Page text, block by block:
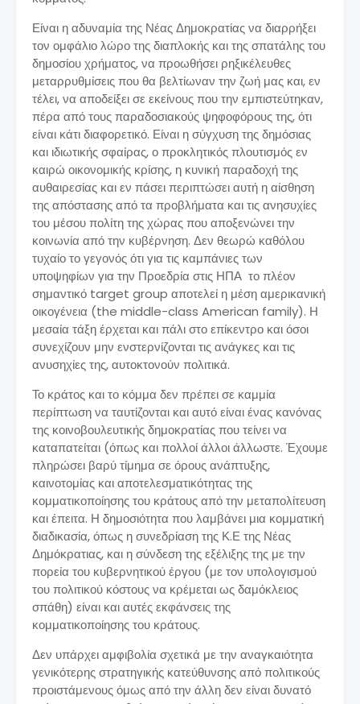
Είναι η αδυναμία της Νέας Δημοκρατίας να διαρρήξει
τον ομφάλιο λώρο της διαπλοκής και της σπατάλης του
δημοσίου χρήματος, να προωθήσει ρηξικέλευθες
μεταρρυθμίσεις που θα βελτίωναν την ζωή μας και, εν
τέλει, να αποδείξει σε εκείνους που την εμπιστεύτηκαν,
πέρα από τους παραδοσιακούς ψηφοφόρους της, ότι
είναι κάτι διαφορετικό. Είναι η σύγχυση της δημόσιας
και ιδιωτικής σφαίρας, ο προκλητικός πλουτισμός εν
καιρώ οικονομικής κρίσης, η κυνική παραδοχή της
αυθαιρεσίας και εν πάσει περιπτώσει αυτή η αίσθηση
της απόστασης από τα προβλήματα και τις ανησυχίες
του μέσου πολίτη της χώρας που αποξενώνει την
κοινωνία από την κυβέρνηση. Δεν θεωρώ καθόλου
τυχαίο το γεγονός ότι για τις καμπάνιες των
υποψηφίων για την Προεδρία στις ΗΠΑ το πλέον
σημαντικό target group αποτελεί η μέση αμερικανική
οικογένεια (the middle-class American family). Η
μεσαία τάξη έρχεται και πάλι στο επίκεντρο και όσοι
συνεχίζουν μην ενστερνίζονται τις ανάγκες και τις
ανυσηχίες της, αυτοκτονούν πολιτικά.
Το κράτος και το κόμμα δεν πρέπει σε καμμία
περίπτωση να ταυτίζονται και αυτό είναι ένας κανόνας
της κοινοβουλευτικής δημοκρατίας που τείνει να
καταπατείται (όπως και πολλοί άλλοι άλλωστε. Έχουμε
πληρώσει βαρύ τίμημα σε όρους ανάπτυξης,
καινοτομίας και αποτελεσματικότητας της
κομματικοποίησης του κράτους από την μεταπολίτευση
και έπειτα. Η δημοσιότητα που λαμβάνει μια κομματική
διαδικασία, όπως η συνεδρίαση της Κ.Ε της Νέας
Δημόκρατιας, και η σύνδεση της εξέλιξης της με την
πορεία του κυβερνητικού έργου (με τον υπολογισμού
του πολιτικού κόστους να κρέμεται ως δαμόκλειος
σπάθη) είναι και αυτές εκφάνσεις της
κομματικοποίησης του κράτους.
Δεν υπάρχει αμφιβολία σχετικά με την αναγκαιότητα
γενικότερης στρατηγικής κατεύθυνσης από πολιτικούς
προιστάμενους όμως από την άλλη δεν είναι δυνατό